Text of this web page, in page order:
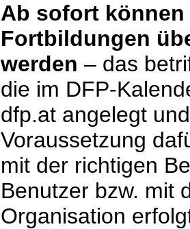
Ab sofort können
Fortbildungen
werden – das
die im DFP-
dfp.at angelegt
Voraussetzung
mit der richtigen
Benutzer bzw. mit
Organisation